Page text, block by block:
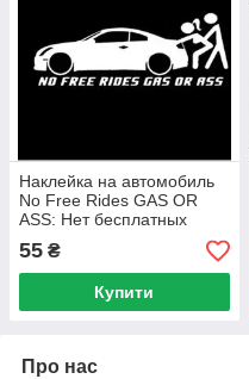
Наклейка на автомобиль
No Free Rides GAS OR
ASS: Нет бесплатных
поездок - топливо или
попка - белая
55 ₴
Купити
Про нас